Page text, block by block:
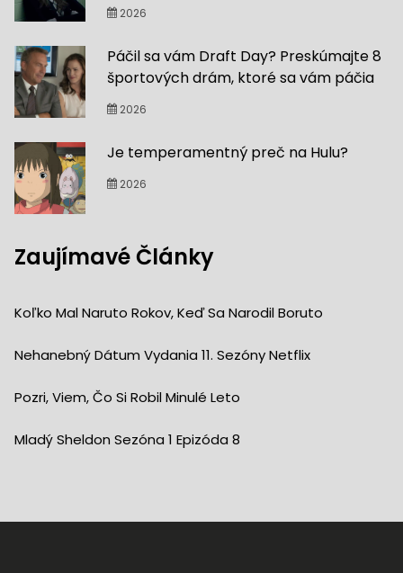
2026
Páčil sa vám Draft Day? Preskúmajte 8
športových drám, ktoré sa vám páčia
2026
Je temperamentný preč na Hulu?
2026
Zaujímavé Články
Koľko Mal Naruto Rokov, Keď Sa Narodil Boruto
Nehanebný Dátum Vydania 11. Sezóny Netflix
Pozri, Viem, Čo Si Robil Minulé Leto
Mladý Sheldon Sezóna 1 Epizóda 8